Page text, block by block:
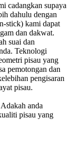
cadangkan supaya
dahulu dengan
stick) kami dapat
dan dakwat.
suai dan
Teknologi
pisau yang
pemotongan dan
pengisaran
pisau.
Adakah anda
pisau yang